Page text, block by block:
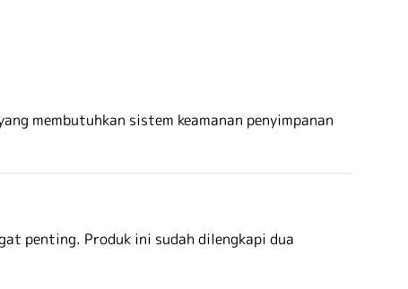
membutuhkan sistem keamanan penyimpanan
penting. Produk ini sudah dilengkapi dua